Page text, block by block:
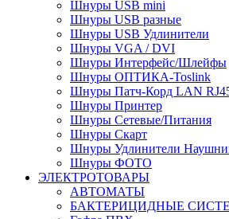
Шнуры USB mini
Шнуры USB разные
Шнуры USB Удлинители
Шнуры VGA / DVI
Шнуры Интерфейс/Шлейфы
Шнуры ОПТИКА-Toslink
Шнуры Патч-Корд LAN
Шнуры Принтер
Шнуры Сетевые/Питания
Шнуры Скарт
Шнуры Удлинители
Шнуры ФОТО
ЭЛЕКТРОТОВАРЫ
АВТОМАТЫ
БАКТЕРИЦИДНЫЕ